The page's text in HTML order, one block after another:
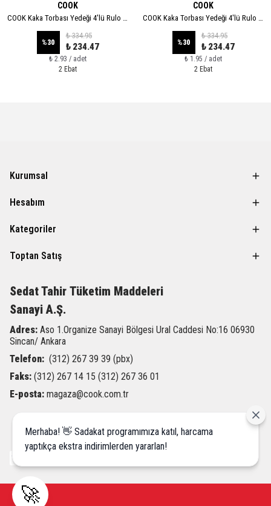
COOK
COOK Kaka Torbası Yedeği 4'lü Rulo - XL
%30
₺ 334.95
₺ 234.47
₺ 2.93 / adet
2 Ebat
COOK
COOK Kaka Torbası Yedeği 4'lü Rulo - STANDART
%30
₺ 334.95
₺ 234.47
₺ 1.95 / adet
2 Ebat
Kurumsal
Hesabım
Kategoriler
Toptan Satış
Sedat Tahir Tüketim Maddeleri
Sanayi A.Ş.
Adres: Aso 1.Organize Sanayi Bölgesi Ural Caddesi No:16 06930
Sincan/ Ankara
Telefon: (312) 267 39 39 (pbx)
Faks: (312) 267 14 15 (312) 267 36 01
E-posta: magaza@cook.com.tr
Merhaba! 👋 Sadakat programımıza katıl, harcama
yaptıkça ekstra indirimlerden yararlan!
🚀